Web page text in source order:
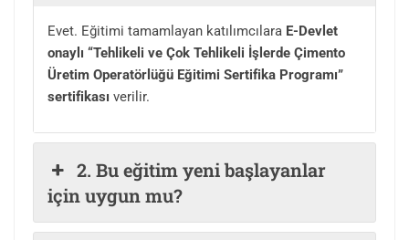
Evet. Eğitimi tamamlayan katılımcılara E-Devlet
onaylı “Tehlikeli ve Çok Tehlikeli İşlerde Çimento
Üretim Operatörlüğü Eğitimi Sertifika Programı”
sertifikası verilir.
2. Bu eğitim yeni başlayanlar
için uygun mu?